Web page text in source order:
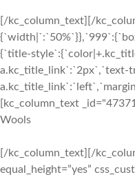
[/kc_column_text][/
{`title-
a.kc_title_link`:`2px`,`text-
[kc_column_text
Wools
[/kc_column_text][/
equal_height=”yes”